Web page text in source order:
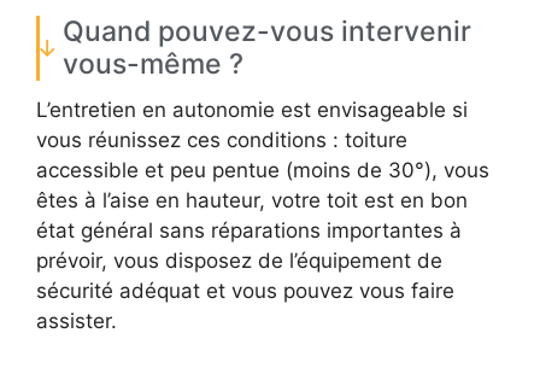
Quand pouvez-vous intervenir
vous-même ?
L’entretien en autonomie est envisageable si
vous réunissez ces conditions : toiture
accessible et peu pentue (moins de 30°), vous
êtes à l’aise en hauteur, votre toit est en bon
état général sans réparations importantes à
prévoir, vous disposez de l’équipement de
sécurité adéquat et vous pouvez vous faire
assister.